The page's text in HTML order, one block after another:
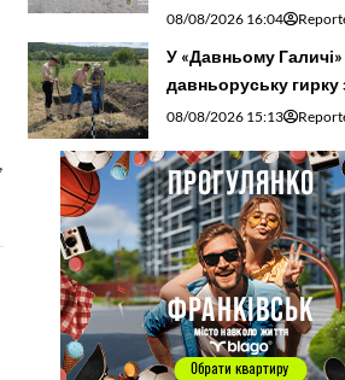
08/08/2026 16:04
У «Давньому
давньоруську гирку
08/08/2026 15:13